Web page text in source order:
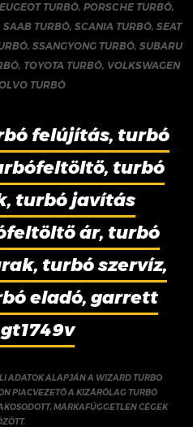
TURBÓ, PORSCHE TURBÓ,
SAAB TURBÓ,SCANIA TURBÓ,SEAT
, SSANGYONG TURBÓ, SUBARU
, TOYOTA TURBÓ, VOLKSWAGEN
TURBÓ
felújítás, turbó
turbó
turbó javítás
ár, turbó
turbó szervíz,
eladó, garrett
ADATOK ALAPJÁN A WIZARD TURBO
PIACVEZETŐ A KIZÁRÓLAG TURBÓ
MÁRKAFÜGGETLEN CÉGEK